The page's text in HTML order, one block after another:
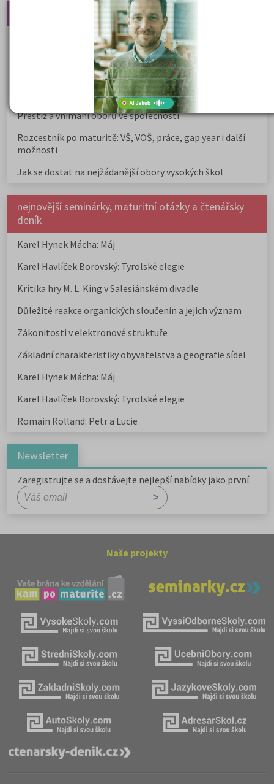
Kdy vysoké školy pořádají dny otevřených dveří
Na které fakulty se dostanete bez přijímaček 2026?
Samostudium vs. přípravný kurz: Co opravdu funguje u
Prestiž a vnímání oborů ve společnosti
Rozcestník po maturitě: VŠ, VOŠ, práce, gap year i další
možnosti
Jak se dostat na nejžádanější obory vysokých škol
nejnovější seminárky, maturitní otázky a čtenářsky
deník
Karel Hynek Mácha: Máj
Karel Havlíček Borovský: Tyrolské elegie
Kritika hry M. L. King v Salesiánském divadle
Důležité reakce organických sloučenin a jejich význam
Zákonitosti v elektronové struktuře
Základní charakteristiky obyvatelstva a geografie sídel
Karel Hynek Mácha: Máj
Karel Havlíček Borovský: Tyrolské elegie
Romain Rolland: Petr a Lucie
Newsletter
Zaregistrujte se a dostávejte nejlepší nabídky jako první.
Naše projekty